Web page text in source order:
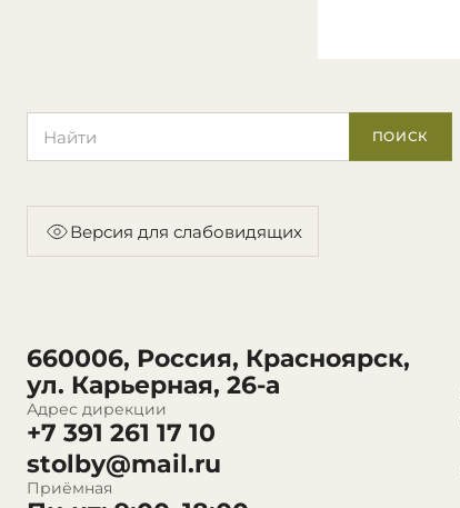
ПОИСК
Версия для слабовидящих
660006, Россия, Красноярск,
ул. Карьерная, 26-а
Адрес дирекции
+7 391 261 17 10
stolby@mail.ru
Приёмная